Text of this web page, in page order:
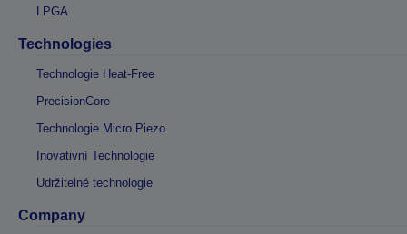
LPGA
Technologies
Technologie Heat-Free
PrecisionCore
Technologie Micro Piezo
Inovativní Technologie
Udržitelné technologie
Company